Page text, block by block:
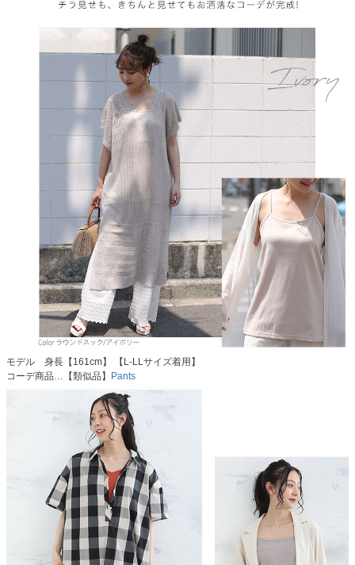
モデル 身長【161cm】 【L-LLサイズ着用】
コーデ商品…【類似品】 Pants